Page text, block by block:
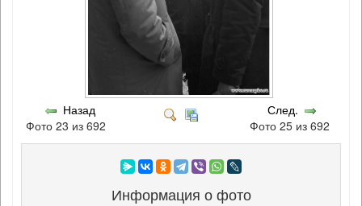
Назад
Фото 23 из 692
След.
Фото 25 из 692
Информация о фото